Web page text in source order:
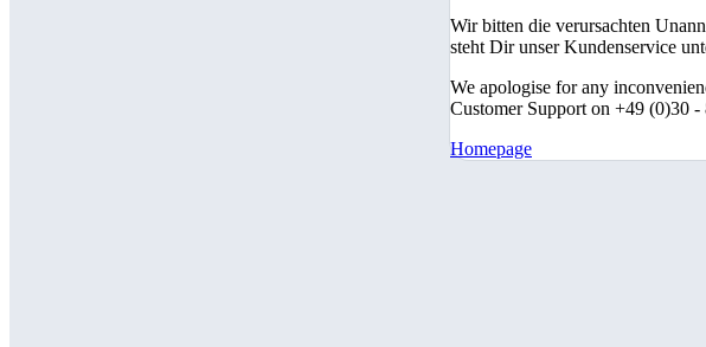
Wir bitten die verursachten
steht Dir unser Kundenservice
We apologise for any
Customer Support on +49 (0)30 -
Homepage